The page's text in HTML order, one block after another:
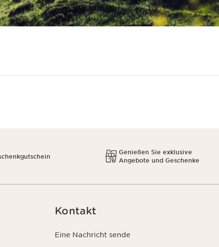
Genießen Sie exklusive
Angebote und Geschenke
Kontakt
Eine Nachricht sende